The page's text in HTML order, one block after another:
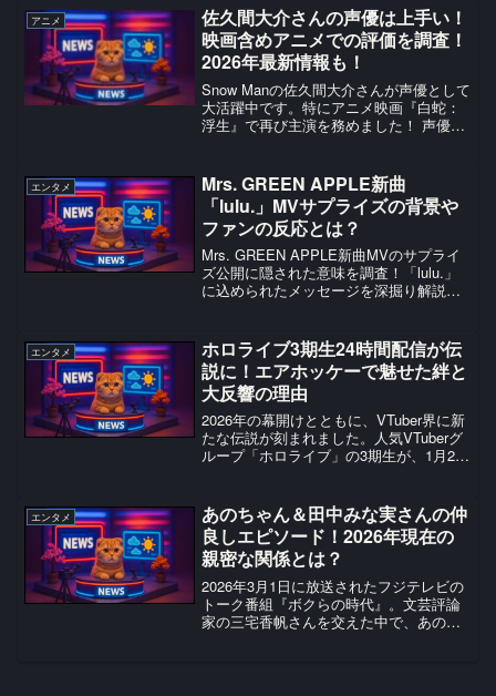
支持されています。本記事では、はっと
りさんの歌唱力、名前の由来...
アニメ
佐久間大介さんの声優は上手い！
映画含めアニメでの評価を調査！
2026年最新情報も！
Snow Manの佐久間大介さんが声優として
大活躍中です。特にアニメ映画『白蛇：
浮生』で再び主演を務めました！ 声優の
介さんが再び主人公声優に！Snow Manの
佐...
エンタメ
Mrs. GREEN APPLE新曲
「lulu.」MVサプライズの背景や
ファンの反応とは？
Mrs. GREEN APPLE新曲MVのサプライ
ズ公開に隠された意味を調査！「lulu.」
に込められたメッセージを深掘り解説し
エンタメ
ホロライブ3期生24時間配信が伝
説に！エアホッケーで魅せた絆と
大反響の理由
2026年の幕開けとともに、VTuber界に新
たな伝説が刻まれました。人気VTuberグ
ループ「ホロライブ」の3期生が、1月2日
する数々の企画で視聴者を熱狂させ、S...
エンタメ
あのちゃん＆田中みな実さんの仲
良しエピソード！2026年現在の
親密な関係とは？
2026年3月1日に放送されたフジテレビの
トーク番組『ボクらの時代』。文芸評論
家の三宅香帆さんを交えた中で、あのち